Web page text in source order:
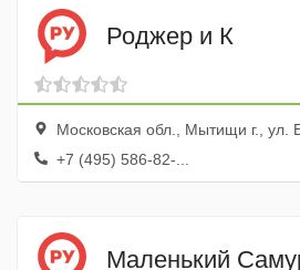
Роджер и К
Московская обл., Мытищи г., ул.
+7 (495) 586-82-...
Маленький